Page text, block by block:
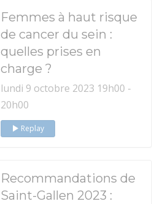
Femmes à haut risque
de cancer du sein :
quelles prises en
charge ?
lundi 9 octobre 2023 19h00 -
20h00
Replay
Recommandations de
Saint-Gallen 2023 :